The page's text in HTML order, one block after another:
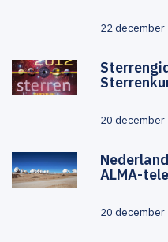
22 december
20 december
ALMA-
20 december